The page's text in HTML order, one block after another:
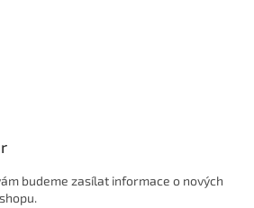
budeme zasílat informace o nových